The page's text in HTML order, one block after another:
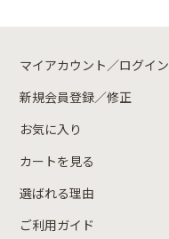
マイアカウント／ログイン
新規会員登録／修正
お気に入り
カートを見る
選ばれる理由
ご利用ガイド